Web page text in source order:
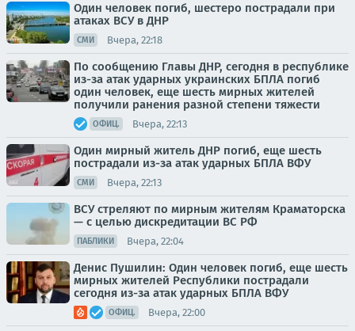
Один человек погиб, шестеро пострадали при
атаках ВСУ в ДНР
СМИ Вчера, 22:18
По сообщению Главы ДНР, сегодня в республике
из-за атак ударных украинских БПЛА погиб
один человек, еще шесть мирных жителей
получили ранения разной степени тяжести
ОФИЦ. Вчера, 22:13
Один мирный житель ДНР погиб, еще шесть
пострадали из-за атак ударных БПЛА ВФУ
СМИ Вчера, 22:13
ВСУ стреляют по мирным жителям Краматорска
— с целью дискредитации ВС РФ
ПАБЛИКИ Вчера, 22:04
Денис Пушилин: Один человек погиб, еще шесть
мирных жителей Республики пострадали
сегодня из-за атак ударных БПЛА ВФУ
ОФИЦ. Вчера, 22:00